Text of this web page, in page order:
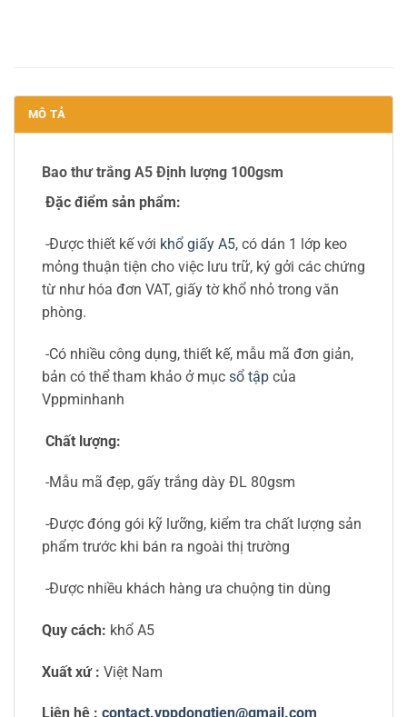
MÔ TẢ
Bao thư trắng A5 Định lượng 100gsm
Đặc điểm sản phẩm:
-Được thiết kế với khổ giấy A5, có dán 1 lớp keo
mỏng thuận tiện cho việc lưu trữ, ký gởi các chứng
từ như hóa đơn VAT, giấy tờ khổ nhỏ trong văn
phòng.
-Có nhiều công dụng, thiết kế, mẫu mã đơn giản,
bản có thể tham khảo ở mục sổ tập của
Vppminhanh
Chất lượng:
-Mẫu mã đẹp, gấy trắng dày ĐL 80gsm
-Được đóng gói kỹ lưỡng, kiểm tra chất lượng sản
phẩm trước khi bán ra ngoài thị trường
-Được nhiều khách hàng ưa chuộng tin dùng
Quy cách: khổ A5
Xuất xứ : Việt Nam
Liên hệ : contact.vppdongtien@gmail.com